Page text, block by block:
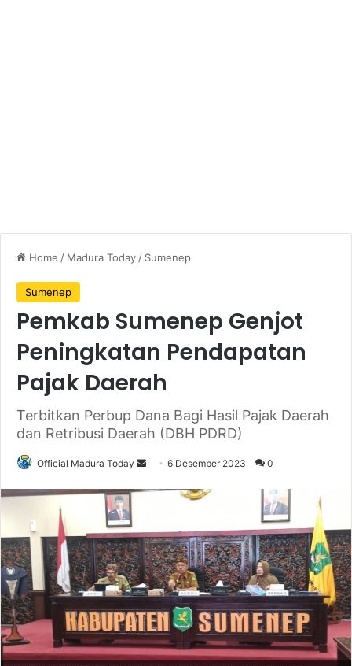
Home / Madura Today / Sumenep
Sumenep
Pemkab Sumenep Genjot
Peningkatan Pendapatan
Pajak Daerah
Terbitkan Perbup Dana Bagi Hasil Pajak Daerah
dan Retribusi Daerah (DBH PDRD)
Official Madura Today
a
n
e
m
a
i
l
6 Desember 2023 0